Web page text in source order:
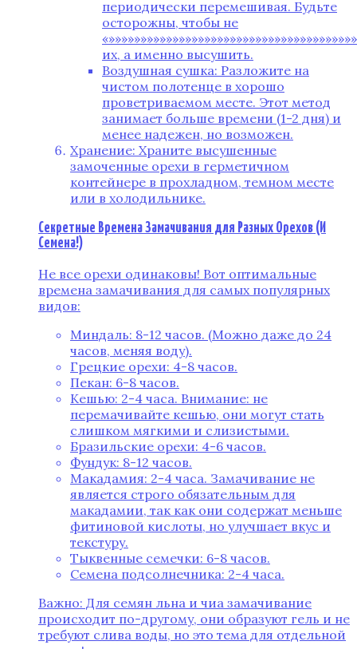
периодически перемешивая. Будьте
осторожны, чтобы не
их, а именно высушить.
Воздушная сушка: Разложите на
чистом полотенце в хорошо
проветриваемом месте. Этот метод
занимает больше времени (1-2 дня) и
менее надежен, но возможен.
Хранение: Храните высушенные
замоченные орехи в герметичном
контейнере в прохладном, темном месте
или в холодильнике.
Секретные Времена Замачивания для Разных Орехов (И
Семена!)
Не все орехи одинаковы! Вот оптимальные
времена замачивания для самых популярных
видов:
Миндаль: 8-12 часов. (Можно даже до 24
часов, меняя воду).
Грецкие орехи: 4-8 часов.
Пекан: 6-8 часов.
Кешью: 2-4 часа. Внимание: не
перемачивайте кешью, они могут стать
слишком мягкими и слизистыми.
Бразильские орехи: 4-6 часов.
Фундук: 8-12 часов.
Макадамия: 2-4 часа. Замачивание не
является строго обязательным для
макадамии, так как они содержат меньше
фитиновой кислоты, но улучшает вкус и
текстуру.
Тыквенные семечки: 6-8 часов.
Семена подсолнечника: 2-4 часа.
Важно: Для семян льна и чиа замачивание
происходит по-другому, они образуют гель и не
требуют слива воды, но это тема для отдельной